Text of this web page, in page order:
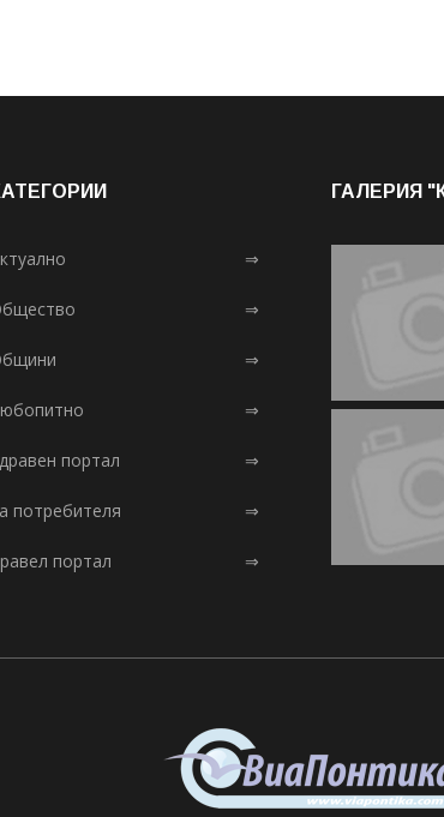
⇒
⇒
⇒
⇒
портал ⇒
потребителя ⇒
портал ⇒
ГАЛЕРИЯ